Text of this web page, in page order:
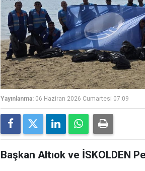
Yayınlanma: 06 Haziran 2026 Cumartesi 07:09
Başkan Altıok ve İSKOLDEN